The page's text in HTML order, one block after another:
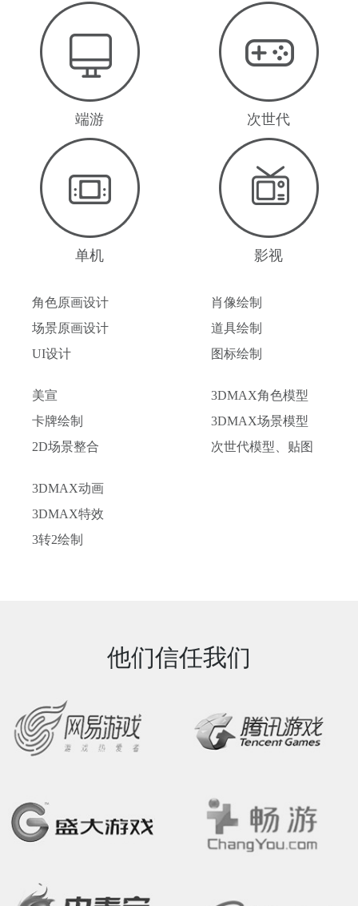
端游 次世代
单机 影视
角色原画设计
场景原画设计
UI设计
肖像绘制
道具绘制
图标绘制
美宣
卡牌绘制
2D场景整合
3DMAX角色模型
3DMAX场景模型
次世代模型、贴图
3DMAX动画
3DMAX特效
3转2绘制
他们信任我们